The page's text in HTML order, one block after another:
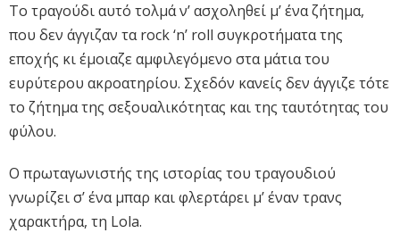
Το τραγούδι αυτό τολμά ν’ ασχοληθεί μ’ ένα ζήτημα,
που δεν άγγιζαν τα rock ‘n’ roll συγκροτήματα της
εποχής κι έμοιαζε αμφιλεγόμενο στα μάτια του
ευρύτερου ακροατηρίου. Σχεδόν κανείς δεν άγγιζε τότε
το ζήτημα της σεξουαλικότητας και της ταυτότητας του
φύλου.
Ο πρωταγωνιστής της ιστορίας του τραγουδιού
γνωρίζει σ’ ένα μπαρ και φλερτάρει μ’ έναν τρανς
χαρακτήρα, τη Lola.